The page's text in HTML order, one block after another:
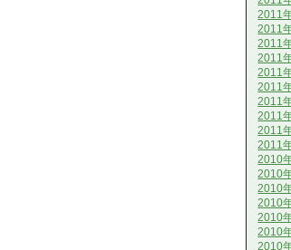
2011
2011
2011
2011
2011
2011
2011
2011
2011
2011
2010
2010
2010
2010
2010
2010
2010